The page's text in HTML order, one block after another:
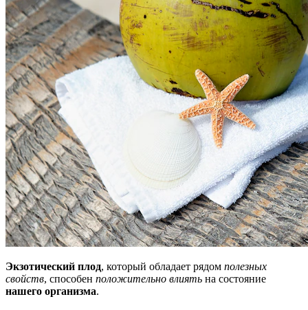
Экзотический плод, который обладает рядом полезных
свойств, способен положительно влиять на состояние
нашего организма.